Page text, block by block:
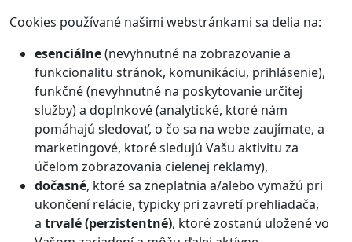
Cookies používané našimi webstránkami sa delia na:
esenciálne(nevyhnutné na zobrazovanie a
funkcionalitu stránok, komunikáciu, prihlásenie),
funkčné (nevyhnutné na poskytovanie určitej
služby) a doplnkové (analytické, ktoré nám
pomáhajú sledovať, o čo sa na webe zaujímate, a
marketingové, ktoré sledujú Vašu aktivitu za
účelom zobrazovania cielenej reklamy),
dočasné, ktoré sa zneplatnia a/alebo vymažú pri
ukončení relácie, typicky pri zavretí prehliadača,
a trvalé (perzistentné), ktoré zostanú uložené vo